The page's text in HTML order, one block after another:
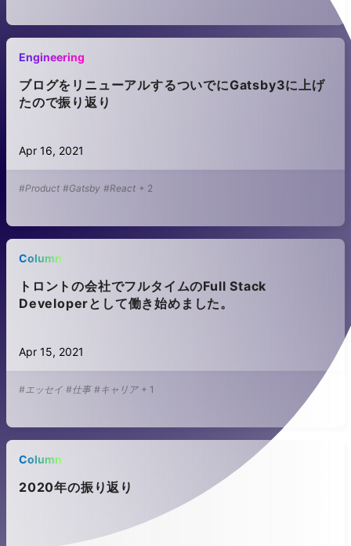
Engineering
ブログをリニューアルするついでにGatsby3に上げ
たので振り返り
Apr 16, 2021
#Product #Gatsby #React + 2
Column
トロントの会社でフルタイムのFull Stack
Developerとして働き始めました。
Apr 15, 2021
#エッセイ #仕事 #キャリア + 1
Column
2020年の振り返り